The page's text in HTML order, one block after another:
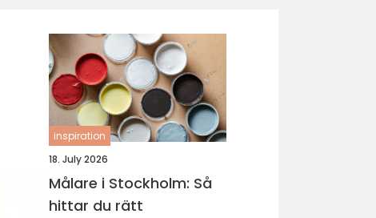
inspiration
18. July 2026
Målare i Stockholm: Så
hittar du rätt